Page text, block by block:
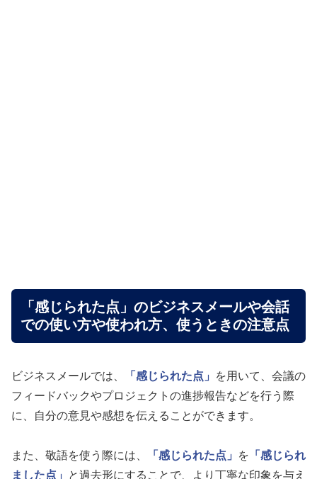
「感じられた点」のビジネスメールや会話
での使い方や使われ方、使うときの注意点
ビジネスメールでは、 「感じられた点」
を用いて、会議の
フィードバックやプロジェクトの進捗報告などを行う際
に、自分の意見や感想を伝えることができます。
また、敬語を使う際には、 「感じられた点」 を 「感じられ
ました点」
と過去形にすることで、より丁寧な印象を与え